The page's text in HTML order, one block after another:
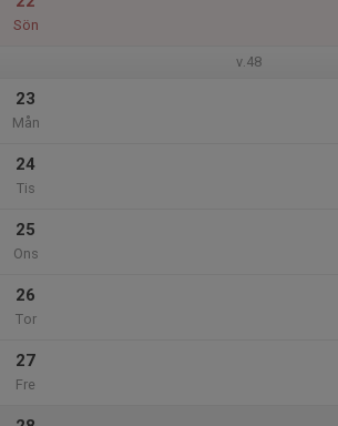
Sön
v.48
23
Mån
24
Tis
25
Ons
26
Tor
27
Fre